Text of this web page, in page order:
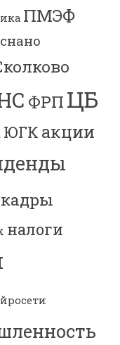
ПМЭФ
ФРП ЦБ
ЮГК акции
кадры
налоги